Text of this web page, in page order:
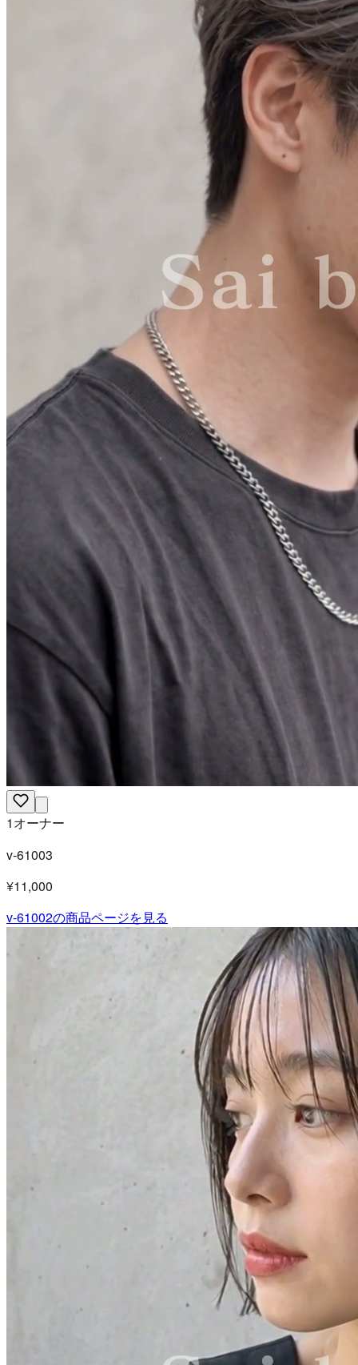
1オーナー
v-61003
¥11,000
v-61002の商品ページを見る